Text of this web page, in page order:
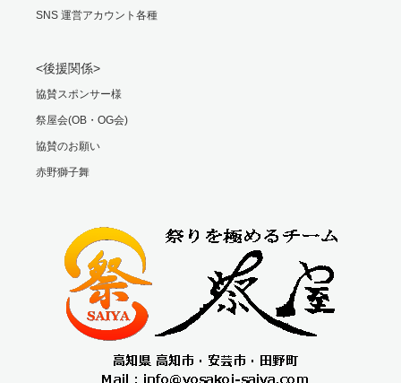
SNS 運営アカウント各種
<後援関係>
協賛スポンサー様
祭屋会(OB・OG会)
協賛のお願い
赤野獅子舞